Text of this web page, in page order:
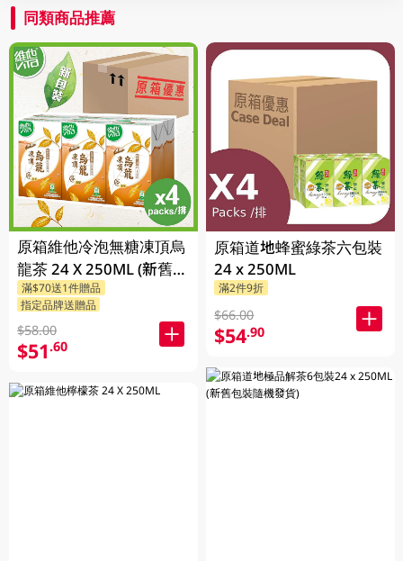
同類商品推薦
原箱維他冷泡無糖凍頂烏
龍茶 24 X 250ML (新舊包
裝隨機發貨)
滿$70送1件贈品
指定品牌送贈品
$58.00
$51.60
原箱道地蜂蜜綠茶六包裝
24 x 250ML
滿2件9折
$66.00
$54.90